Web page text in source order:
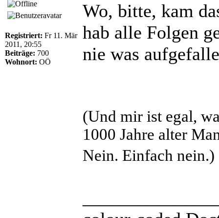
Registriert: Fr 11. Mär
2011, 20:55
Beiträge: 700
Wohnort: OÖ
Wo, bitte, kam
hab alle Folgen
nie was
(Und mir ist egal,
1000 Jahre alter
Nein. Einfach nein.)